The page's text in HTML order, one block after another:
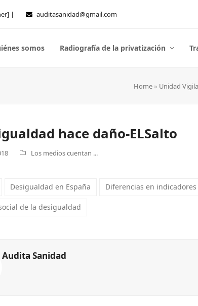
| auditasanidad@gmail.com
somos Radiografía de la privatización
Home » Unidad
hace daño-ELSalto
Los medios cuentan ...
Desigualdad en España Diferencias en
de la desigualdad
Audita Sanidad